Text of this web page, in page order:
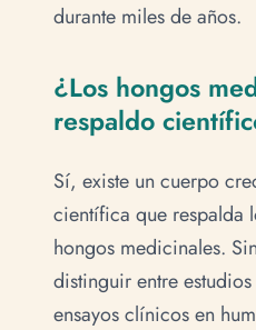
durante miles de años.
¿Los hongos
respaldo
Sí, existe un cuerpo
científica que respalda
hongos medicinales.
distinguir entre
ensayos clínicos en